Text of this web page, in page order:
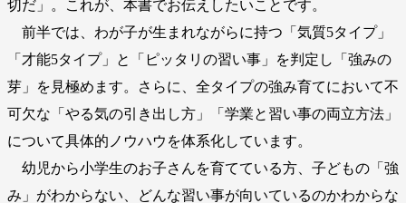
切だ」。これが、本書でお伝えしたいことです。
前半では、わが子が生まれながらに持つ「気質5タイプ」
「才能5タイプ」と「ピッタリの習い事」を判定し「強みの
芽」を見極めます。さらに、全タイプの強み育てにおいて不
可欠な「やる気の引き出し方」「学業と習い事の両立方法」
について具体的ノウハウを体系化しています。
幼児から小学生のお子さんを育てている方、子どもの「強
み」がわからない、どんな習い事が向いているのかわからな